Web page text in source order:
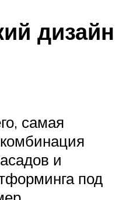
дизайн
самая
и
под